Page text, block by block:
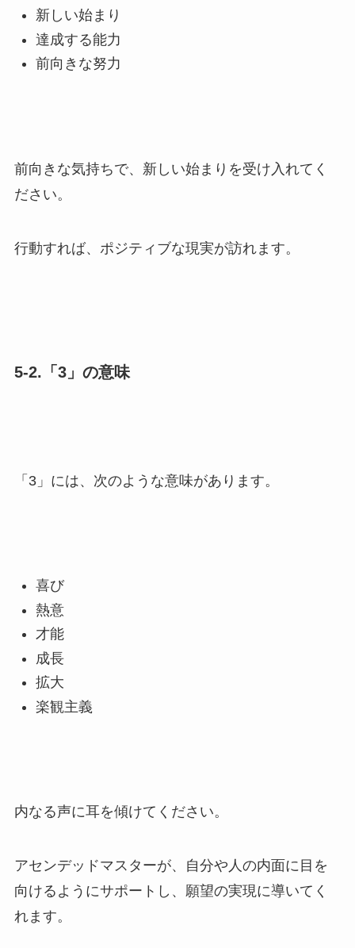
新しい始まり
達成する能力
前向きな努力
前向きな気持ちで、新しい始まりを受け入れてく
ださい。
行動すれば、ポジティブな現実が訪れます。
5-2.「3」の意味
「3」には、次のような意味があります。
喜び
熱意
才能
成長
拡大
楽観主義
内なる声に耳を傾けてください。
アセンデッドマスターが、自分や人の内面に目を
向けるようにサポートし、願望の実現に導いてく
れます。